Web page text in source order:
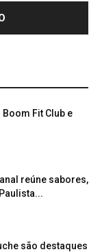
Fit Club e
reúne sabores,
são destaques